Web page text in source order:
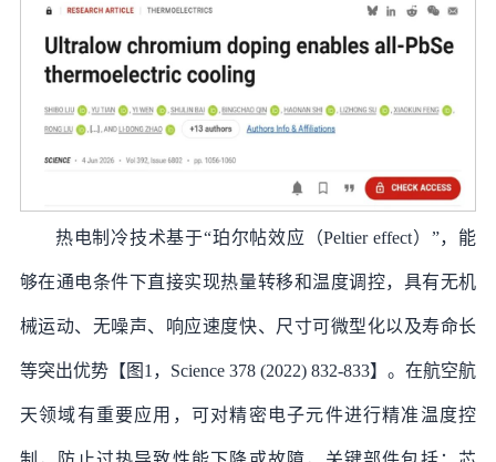
热电制冷技术基于“珀尔帖效应（Peltier effect）”，能
够在通电条件下直接实现热量转移和温度调控，具有无机
械运动、无噪声、响应速度快、尺寸可微型化以及寿命长
等突出优势【图1，Science 378 (2022) 832-833】。在航空航
天领域有重要应用，可对精密电子元件进行精准温度控